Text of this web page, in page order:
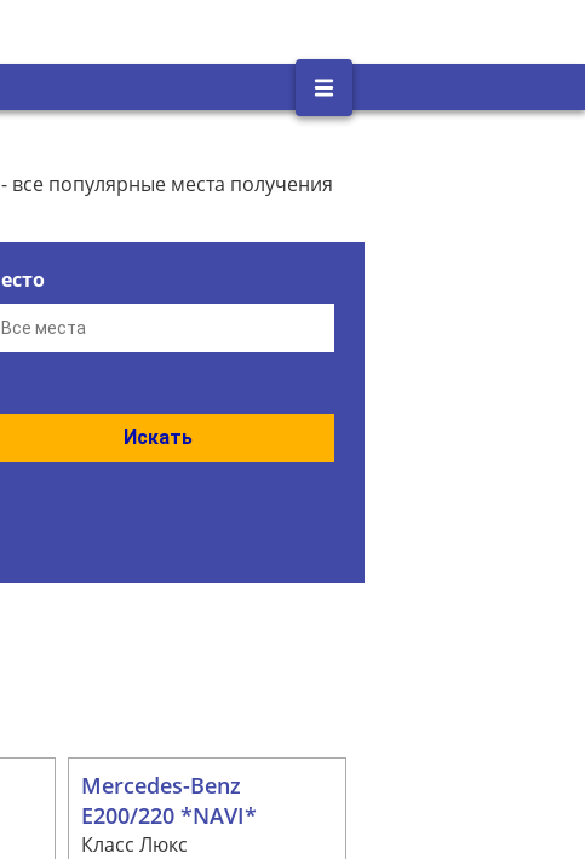
популярные места получения
Искать
Mercedes-Benz
E200/220 *NAVI*
Класс Люкс